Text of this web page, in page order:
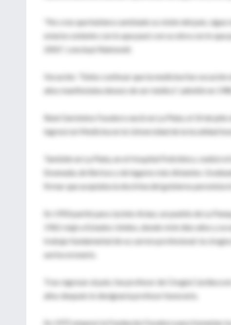
"No creo que hubiera cambiado su visión del país,
estaría contento con lo que pasó con su obra con lo que
2001", concluyó Raimondi.
Vocación. "Debo confesar que la medicina fue
años manifestaba deseos de ser médico", admitió en 1980.
René Gerónimo Favaloro nació en La Plata, el 14 de
ingresó en Medicina en la Universidad de la localidad
También en La Plata, en el Hospital Policlínico, realizó
Ensenada, de Berisso y de lugares más distantes.
firmar que aceptaba la doctrina del gobierno peronista
En 1950 partió para Jacinto Aráuz, un pueblo de La
1962 viajó a Estados Unidos, donde vivió diez años y
trabajo fundamental de su carrera profesional: la
aortocoronario.
Tras regresar al país, fue profesor de Cirugía Cardíaca
años después lo designaría profesor honorario.
En 1975 empezó la Fundación Favaloro para fomentar